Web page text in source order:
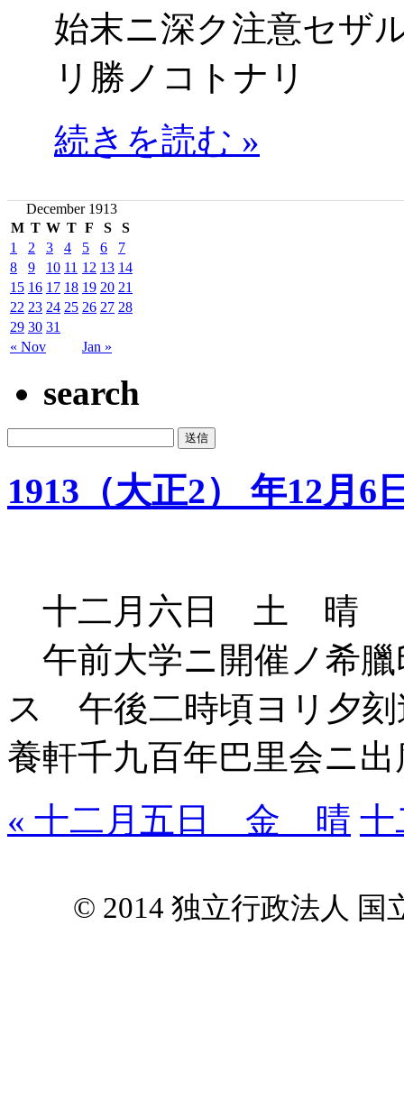
始末ニ深ク注意セザ
リ勝ノコトナリ
続きを読む »
December 1913
M T W T F S S
« Nov Jan »
1 2 3 4 5 6
7
8
9 10 11 12 13 14
15 16 17 18 19 20 21
22 23 24 25 26 27 28
29 30 31
search
1913（大正2） 年12月6
十二月六日 土 晴
午前大学ニ開催ノ希臘
ス 午後二時頃ヨリ夕刻
養軒千九百年巴里会ニ
« 十二月五日 金 晴
© 2014 独立行政法人 国